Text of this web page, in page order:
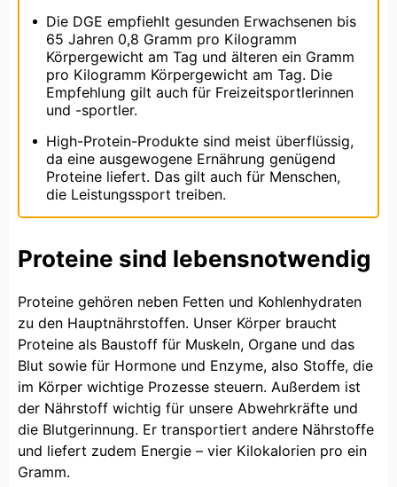
Die DGE empfiehlt gesunden Erwachsenen bis
65 Jahren 0,8 Gramm pro Kilogramm
Körpergewicht am Tag und älteren ein Gramm
pro Kilogramm Körpergewicht am Tag. Die
Empfehlung gilt auch für Freizeitsportlerinnen
und -sportler.
High-Protein-Produkte sind meist überflüssig,
da eine ausgewogene Ernährung genügend
Proteine liefert. Das gilt auch für Menschen,
die Leistungssport treiben.
Proteine sind lebensnotwendig
Proteine gehören neben Fetten und Kohlenhydraten
zu den Hauptnährstoffen. Unser Körper braucht
Proteine als Baustoff für Muskeln, Organe und das
Blut sowie für Hormone und Enzyme, also Stoffe, die
im Körper wichtige Prozesse steuern. Außerdem ist
der Nährstoff wichtig für unsere Abwehrkräfte und
die Blutgerinnung. Er transportiert andere Nährstoffe
und liefert zudem Energie – vier Kilokalorien pro ein
Gramm.